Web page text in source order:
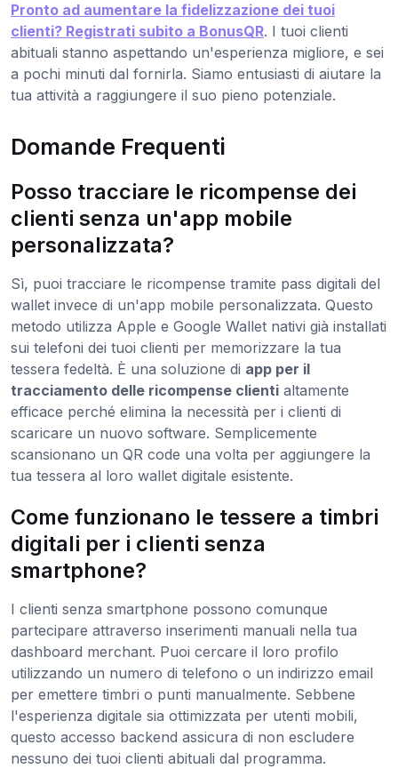
Pronto ad aumentare la fidelizzazione dei tuoi
clienti? Registrati subito a BonusQR. I tuoi clienti
abituali stanno aspettando un'esperienza migliore, e sei
a pochi minuti dal fornirla. Siamo entusiasti di aiutare la
tua attività a raggiungere il suo pieno potenziale.
Domande Frequenti
Posso tracciare le ricompense dei
clienti senza un'app mobile
personalizzata?
Sì, puoi tracciare le ricompense tramite pass digitali del
wallet invece di un'app mobile personalizzata. Questo
metodo utilizza Apple e Google Wallet nativi già installati
sui telefoni dei tuoi clienti per memorizzare la tua
tessera fedeltà. È una soluzione di app per il
tracciamento delle ricompense clienti altamente
efficace perché elimina la necessità per i clienti di
scaricare un nuovo software. Semplicemente
scansionano un QR code una volta per aggiungere la
tua tessera al loro wallet digitale esistente.
Come funzionano le tessere a timbri
digitali per i clienti senza
smartphone?
I clienti senza smartphone possono comunque
partecipare attraverso inserimenti manuali nella tua
dashboard merchant. Puoi cercare il loro profilo
utilizzando un numero di telefono o un indirizzo email
per emettere timbri o punti manualmente. Sebbene
l'esperienza digitale sia ottimizzata per utenti mobili,
questo accesso backend assicura di non escludere
nessuno dei tuoi clienti abituali dal programma.